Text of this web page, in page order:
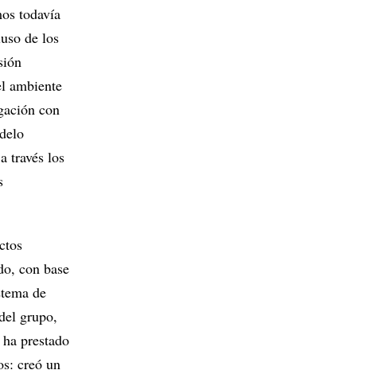
todavía
de los
ambiente
con
través los
con base
de
grupo,
prestado
creó un